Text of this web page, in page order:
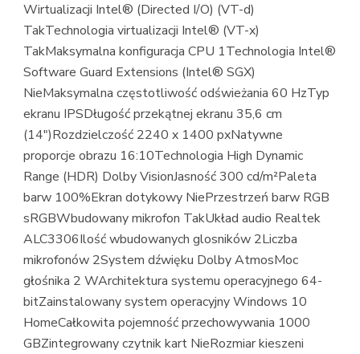
Wirtualizacji Intel® (Directed I/O) (VT-d)
TakTechnologia virtualizacji Intel® (VT-x)
TakMaksymalna konfiguracja CPU 1Technologia Intel®
Software Guard Extensions (Intel® SGX)
NieMaksymalna częstotliwość odświeżania 60 HzTyp
ekranu IPSDługość przekątnej ekranu 35,6 cm
(14″)Rozdzielczość 2240 x 1400 pxNatywne
proporcje obrazu 16:10Technologia High Dynamic
Range (HDR) Dolby VisionJasność 300 cd/m²Paleta
barw 100%Ekran dotykowy NiePrzestrzeń barw RGB
sRGBWbudowany mikrofon TakUkład audio Realtek
ALC3306Ilość wbudowanych glosników 2Liczba
mikrofonów 2System dźwięku Dolby AtmosMoc
głośnika 2 WArchitektura systemu operacyjnego 64-
bitZainstalowany system operacyjny Windows 10
HomeCałkowita pojemność przechowywania 1000
GBZintegrowany czytnik kart NieRozmiar kieszeni